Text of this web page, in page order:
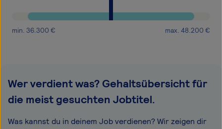
min. 36.300 € max. 48.200 €
Wer verdient was? Gehaltsübersicht für
die meist gesuchten Jobtitel.
Was kannst du in deinem Job verdienen? Wir zeigen dir